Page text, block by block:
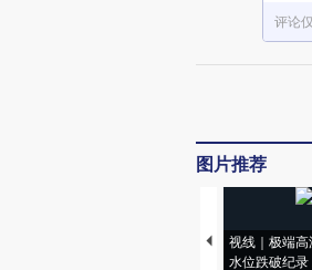
评论
图片推荐
视线｜极端
水位跌破纪